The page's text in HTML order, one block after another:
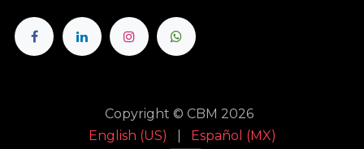
Copyright © CBM 2026
English (US)
Español (MX)